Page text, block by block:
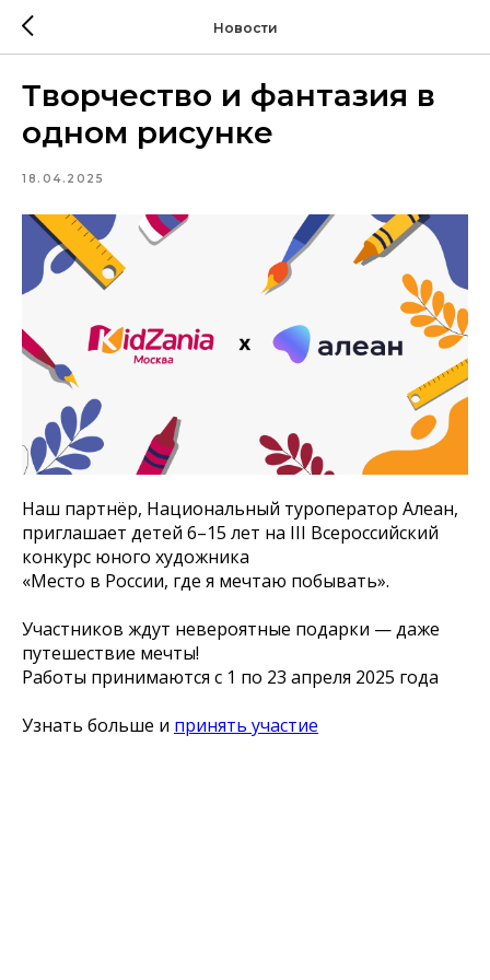
Новости
Творчество и фантазия в
одном рисунке
18.04.2025
Наш партнёр, Национальный туроператор Алеан,
приглашает детей 6–15 лет на III Всероссийский
конкурс юного художника
«Место в России, где я мечтаю побывать».
Участников ждут невероятные подарки — даже
путешествие мечты!
Работы принимаются с 1 по 23 апреля 2025 года
Узнать больше и принять участие